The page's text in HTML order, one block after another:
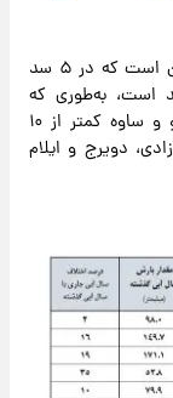
اما وضعیت برخی از سدهای مهم کشور بیانگر این است که در ۵ سد
میزان پرشدگی کمتر از ۱۰ درصد است، به‌طوری‌ که
همچنان سدهای لار، دوستی، پانزده خرداد، بارزو و ساوه کمتر از ۱۰
ارس، نهند، آزادی، دویرج و ایلام